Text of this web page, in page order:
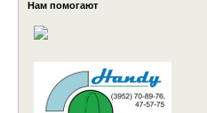
Нам помогают